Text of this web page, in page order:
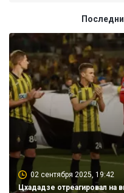
02 сентября 2025, 19:42
Цхададзе отреагировал на